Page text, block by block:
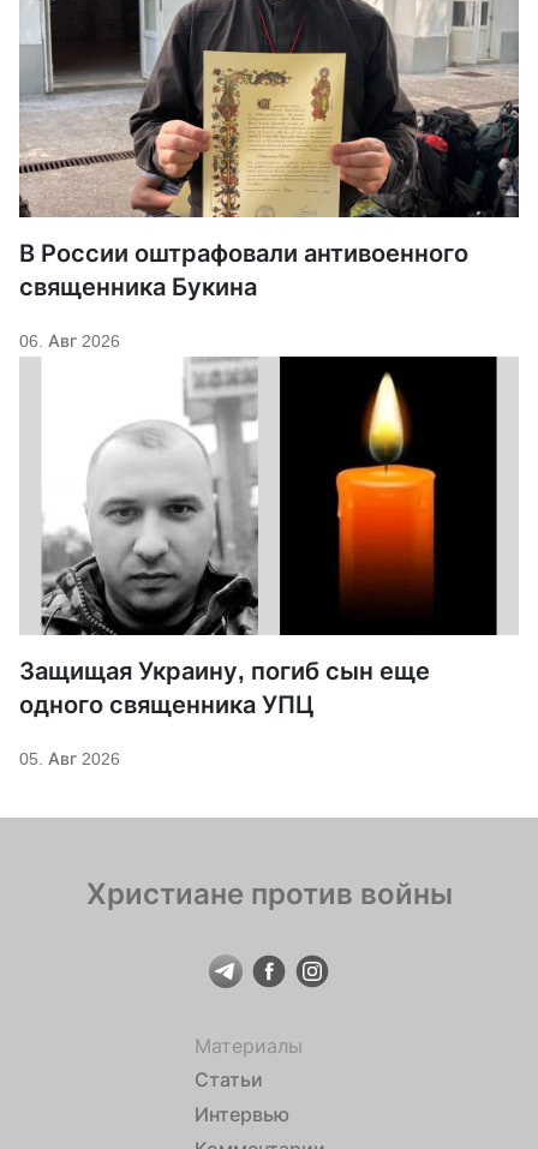
В России оштрафовали антивоенного
священника Букина
06. Авг 2026
Защищая Украину, погиб сын еще
одного священника УПЦ
05. Авг 2026
Христиане против войны
Материалы
Статьи
Интервью